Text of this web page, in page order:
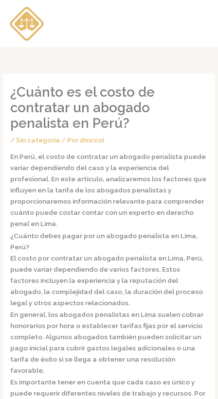
contenido
¿Cuánto es el costo de
contratar un abogado
penalista en Perú?
/ Sin categoría / Por dmccol
En Perú, el costo de contratar un abogado penalista puede
variar dependiendo del caso y la experiencia del
profesional. En este artículo, analizaremos los factores que
influyen en la tarifa de los abogados penalistas y
proporcionaremos información relevante para comprender
cuánto puede costar contar con un experto en derecho
penal en Lima.
¿Cuánto debes pagar por un abogado penalista en Lima,
Perú?
El costo por contratar un abogado penalista en Lima, Perú,
puede variar dependiendo de varios factores. Estos
factores incluyen la experiencia y la reputación del
abogado, la complejidad del caso, la duración del proceso
legal y otros aspectos relacionados.
En general, los abogados penalistas en Lima suelen cobrar
honorarios por hora o establecer tarifas fijas por el servicio
completo. Algunos abogados también pueden solicitar un
pago inicial para cubrir gastos legales adicionales o una
tarifa de éxito si se llega a obtener una resolución
favorable.
Es importante tener en cuenta que cada caso es único y
puede requerir diferentes niveles de trabajo y recursos. Por